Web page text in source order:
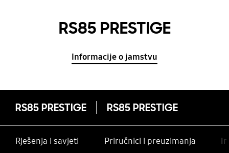
RS85 PRESTIGE
Informacije o jamstvu
RS85 PRESTIGE RS85 PRESTIGE
Rješenja i savjeti Priručnici i preuzimanja